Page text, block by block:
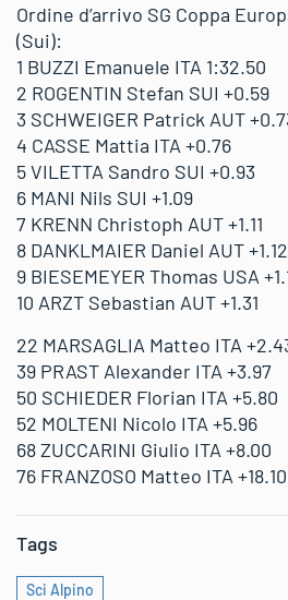
Ordine d’arrivo SG Coppa
(Sui):
1 BUZZI Emanuele ITA 1:32.50
2 ROGENTIN Stefan SUI +0.59
3 SCHWEIGER Patrick AUT
4 CASSE Mattia ITA +0.76
5 VILETTA Sandro SUI +0.93
6 MANI Nils SUI +1.09
7 KRENN Christoph AUT +1.11
8 DANKLMAIER Daniel AUT +1.12
9 BIESEMEYER Thomas USA
10 ARZT Sebastian AUT +1.31
22 MARSAGLIA Matteo ITA
39 PRAST Alexander ITA +3.97
50 SCHIEDER Florian ITA +5.80
52 MOLTENI Nicolo ITA +5.96
68 ZUCCARINI Giulio ITA +8.00
76 FRANZOSO Matteo ITA +18.10
Tags
Sci Alpino